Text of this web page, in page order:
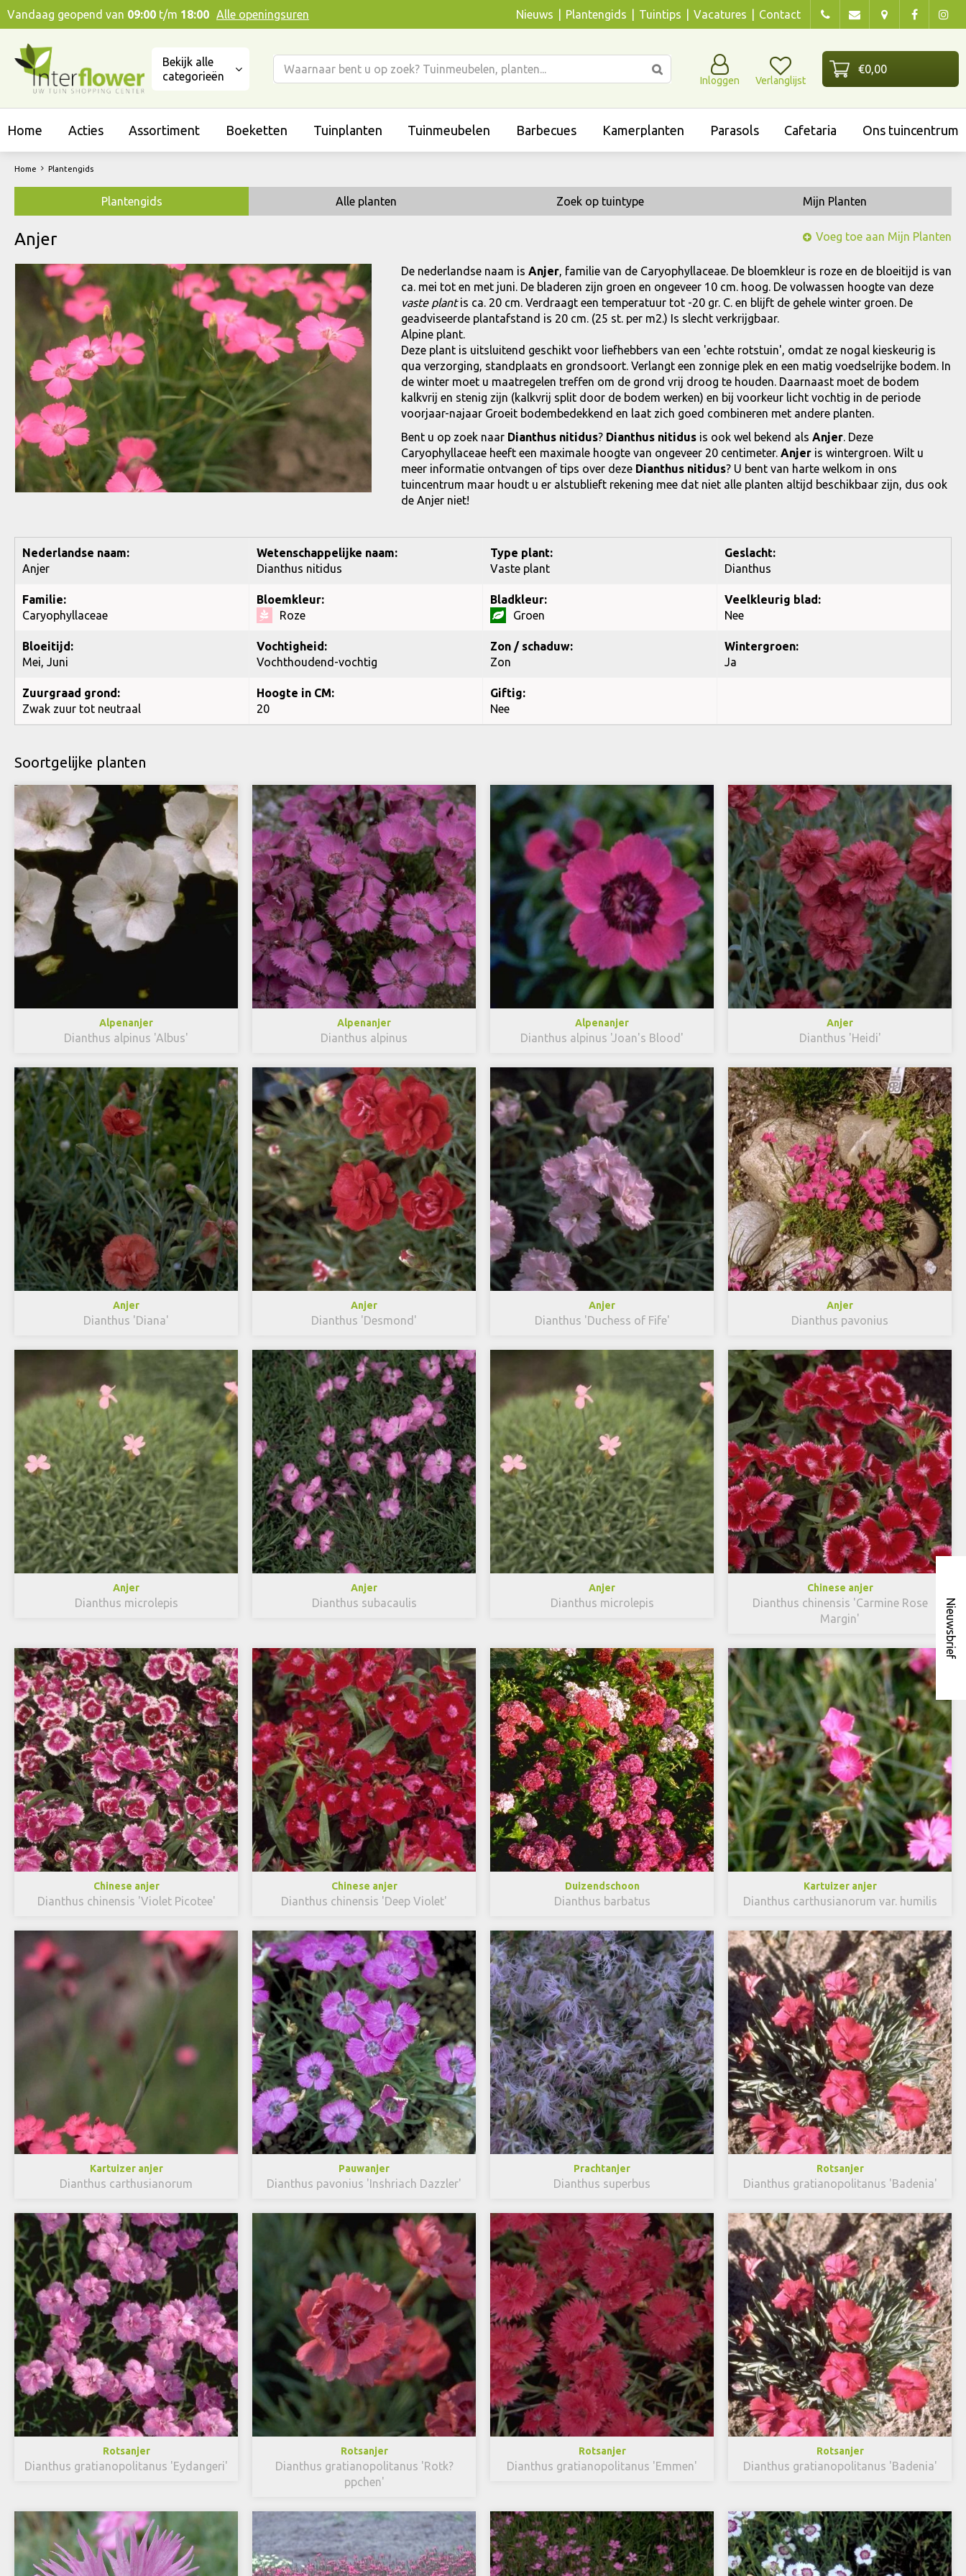
Ga
naar
Home Plantengids
Vandaag geopend van 09:00 t/m 18:00 Alle openingsuren Nieuws Plantengids Tuintips Vacatures Contact
Bekijk alle
categorieën
Inloggen Verlanglijst
Home Acties Assortiment Boeketten Tuinplanten Tuinmeubelen Barbecues Kamerplanten Parasols Cafetaria Ons tuincentrum
Plantengids Alle planten Zoek op tuintype Mijn Planten
Anjer Voeg toe aan Mijn Planten
De nederlandse naam is Anjer, familie van de Caryophyllaceae. De bloemkleur is roze en de bloeitijd is van
ca. mei tot en met juni. De bladeren zijn groen en ongeveer 10 cm. hoog. De volwassen hoogte van deze
vaste plantis ca. 20 cm. Verdraagt een temperatuur tot -20 gr. C. en blijft de gehele winter groen. De
geadviseerde plantafstand is 20 cm. (25 st. per m2.) Is slecht verkrijgbaar.
Alpine plant.
Deze plant is uitsluitend geschikt voor liefhebbers van een 'echte rotstuin', omdat ze nogal kieskeurig is
qua verzorging, standplaats en grondsoort. Verlangt een zonnige plek en een matig voedselrijke bodem. In
de winter moet u maatregelen treffen om de grond vrij droog te houden. Daarnaast moet de bodem
kalkvrij en stenig zijn (kalkvrij split door de bodem werken) en bij voorkeur licht vochtig in de periode
voorjaar-najaar Groeit bodembedekkend en laat zich goed combineren met andere planten.
Bent u op zoek naar Dianthus nitidus? Dianthus nitidusis ook wel bekend als Anjer. Deze
Caryophyllaceae heeft een maximale hoogte van ongeveer 20 centimeter. Anjer is wintergroen. Wilt u
meer informatie ontvangen of tips over deze Dianthus nitidus? U bent van harte welkom in ons
tuincentrum maar houdt u er alstublieft rekening mee dat niet alle planten altijd beschikbaar zijn, dus ook
de Anjer niet!
Nederlandse naam:
Anjer
Wetenschappelijke naam:
Dianthus nitidus
Type plant:
Vaste plant
Geslacht:
Dianthus
Familie:
Caryophyllaceae
Bloemkleur:
Roze
Bladkleur:
Groen
Veelkleurig blad:
Nee
Bloeitijd:
Mei, Juni
Vochtigheid:
Vochthoudend-vochtig
Zon / schaduw:
Zon
Wintergroen:
Ja
Zuurgraad grond:
Zwak zuur tot neutraal
Hoogte in CM:
20
Giftig:
Nee
Soortgelijke planten
Alpenanjer
Dianthus alpinus 'Albus'
Alpenanjer
Dianthus alpinus
Alpenanjer
Dianthus alpinus 'Joan's Blood'
Anjer
Dianthus 'Heidi'
Anjer
Dianthus 'Diana'
Anjer
Dianthus 'Desmond'
Anjer
Dianthus 'Duchess of Fife'
Anjer
Dianthus pavonius
Anjer
Dianthus microlepis
Anjer
Dianthus subacaulis
Anjer
Dianthus microlepis
Chinese anjer
Dianthus chinensis 'Carmine Rose
Margin'
Chinese anjer
Dianthus chinensis 'Violet Picotee'
Chinese anjer
Dianthus chinensis 'Deep Violet'
Duizendschoon
Dianthus barbatus
Kartuizer anjer
Dianthus carthusianorum var. humilis
Kartuizer anjer
Dianthus carthusianorum
Pauwanjer
Dianthus pavonius 'Inshriach Dazzler'
Prachtanjer
Dianthus superbus
Rotsanjer
Dianthus gratianopolitanus 'Badenia'
Rotsanjer
Dianthus gratianopolitanus 'Eydangeri'
Rotsanjer
Dianthus gratianopolitanus 'Rotk?
ppchen'
Rotsanjer
Dianthus gratianopolitanus 'Emmen'
Rotsanjer
Dianthus gratianopolitanus 'Badenia'
Nieuwsbrief